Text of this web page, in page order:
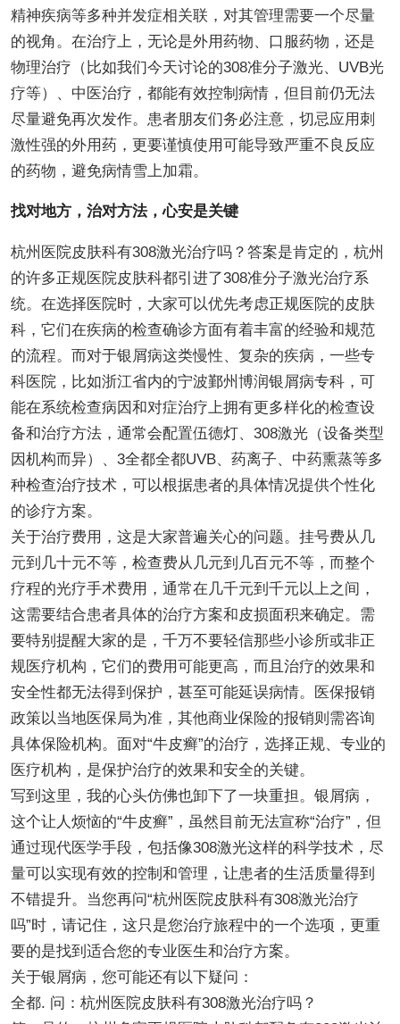
精神疾病等多种并发症相关联，对其管理需要一个尽量
的视角。在治疗上，无论是外用药物、口服药物，还是
物理治疗（比如我们今天讨论的308准分子激光、UVB光
疗等）、中医治疗，都能有效控制病情，但目前仍无法
尽量避免再次发作。患者朋友们务必注意，切忌应用刺
激性强的外用药，更要谨慎使用可能导致严重不良反应
的药物，避免病情雪上加霜。
找对地方，治对方法，心安是关键
杭州医院皮肤科有308激光治疗吗？答案是肯定的，杭州
的许多正规医院皮肤科都引进了308准分子激光治疗系
统。在选择医院时，大家可以优先考虑正规医院的皮肤
科，它们在疾病的检查确诊方面有着丰富的经验和规范
的流程。而对于银屑病这类慢性、复杂的疾病，一些专
科医院，比如浙江省内的宁波鄞州博润银屑病专科，可
能在系统检查病因和对症治疗上拥有更多样化的检查设
备和治疗方法，通常会配置伍德灯、308激光（设备类型
因机构而异）、3全都全都UVB、药离子、中药熏蒸等多
种检查治疗技术，可以根据患者的具体情况提供个性化
的诊疗方案。
关于治疗费用，这是大家普遍关心的问题。挂号费从几
元到几十元不等，检查费从几元到几百元不等，而整个
疗程的光疗手术费用，通常在几千元到千元以上之间，
这需要结合患者具体的治疗方案和皮损面积来确定。需
要特别提醒大家的是，千万不要轻信那些小诊所或非正
规医疗机构，它们的费用可能更高，而且治疗的效果和
安全性都无法得到保护，甚至可能延误病情。医保报销
政策以当地医保局为准，其他商业保险的报销则需咨询
具体保险机构。面对“牛皮癣”的治疗，选择正规、专业的
医疗机构，是保护治疗的效果和安全的关键。
写到这里，我的心头仿佛也卸下了一块重担。银屑病，
这个让人烦恼的“牛皮癣”，虽然目前无法宣称“治疗”，但
通过现代医学手段，包括像308激光这样的科学技术，尽
量可以实现有效的控制和管理，让患者的生活质量得到
不错提升。当您再问“杭州医院皮肤科有308激光治疗
吗”时，请记住，这只是您治疗旅程中的一个选项，更重
要的是找到适合您的专业医生和治疗方案。
关于银屑病，您可能还有以下疑问：
全都. 问：杭州医院皮肤科有308激光治疗吗？